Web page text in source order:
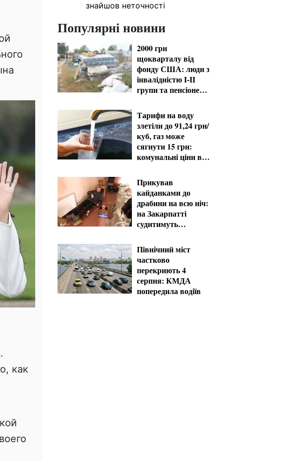
как
знайшов неточності
Популярні новини
2000 грн
щокварталу від
фонду США: люди з
інвалідністю I-II
групи та пенсіонери
виплати
Тарифи на воду
злетіли до 91,24 грн/
куб, газ може
сягнути 15 грн:
комунальні ціни в
Прикував
кайданками до
драбини на всю ніч:
на Закарпатті
судитимуть
катування
Північний міст
частково
перекриють 4
серпня: КМДА
попередила водіїв